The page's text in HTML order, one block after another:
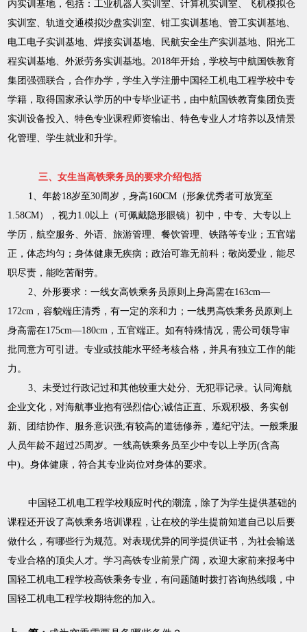
内实训基地，包括：工业机器人实训室、计算机实训室、飞机模拟仓
实训室、轨道交通模拟沙盘实训室、钳工实训基地、管工实训基地、
电工电子实训基地、焊接实训基地、民航安全生产实训基地、阳光工
程实训基地、外派劳务实训基地。2018年开始，学校与中航国铁教育
集团强强联合，合作办学，学生入学注册中国轻工机电工程学校中专
学籍，取得国家承认学历的中专毕业证书，由中航国铁教育集团负责
实训设备投入、特色专业课程师资输出、特色专业人才培养以及情景
化管理、学生就业和升学。
三、女生当高铁乘务员的要求介绍包括
1、年龄18岁至30周岁，身高160CM（形象优秀者可放宽至
1.58CM），视力1.0以上（可佩戴隐形眼镜）初中，中专、大专以上
学历，航空服务、外语、旅游管理、餐饮管理、铁路等专业；五官端
正，体态均匀；身体健康无疾病；政治可靠无前科；敬岗爱业，能尽
职尽责，能吃苦耐劳。
2、外形要求：一线女高铁乘务员原则上身高需在163cm—
172cm，容貌端庄清秀，有一定的亲和力；一线男高铁乘务员原则上
身高需在175cm—180cm，五官端正。如有特殊情况，需公司领导审
批同意方可引进。专业或技能水平经考核合格，并具有独立工作的能
力。
3、未受过行政记过和其他较重大处分、无犯罪记录。认同海航
企业文化，对海航事业抱有强烈信心;诚信正直、乐观积极、务实创
新、团结协作、服务意识强;有较高的道德修养，遵纪守法。一般乘服
人员年龄不超过25周岁。一线高铁乘务员至少中专以上学历(含高
中)。身体健康，符合其专业岗位对身体的要求。
中国轻工机电工程学校顺应时代的潮流，除了为学生提供基础的
课程还开设了高铁乘务培训课程，让在校的学生提前知道自己以后要
做什么，有哪些行为规范。对表现优异的同学提供证书，为社会输送
专业合格的顶尖人才。学习高铁专业前景广阔，欢迎大家前来报考中
国轻工机电工程学校高铁乘务专业，有问题随时拨打咨询热线哦，中
国轻工机电工程学校期待您的加入。